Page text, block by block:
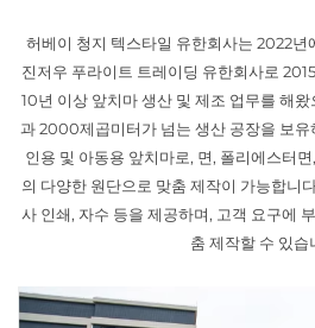
허베이 청지 텍스타일 유한회사는 2022년
진저우 푸라이트 트레이딩 유한회사로
10년 이상 앞치마 생산 및 제조 업무를 해
과 2000제곱미터가 넘는 생산 공장을 보유
인용 및 아동용 앞치마로, 면, 폴리에스터
의 다양한 원단으로 맞춤 제작이 가능합니
사 인쇄, 자수 등을 제공하며, 고객 요구에
춤 제작할 수 있습